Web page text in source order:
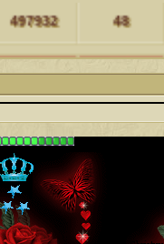
مشاركات المشاهدات
17
231528
مشاركات المشاهدات
177472
مشاركات المشاهدات
97359